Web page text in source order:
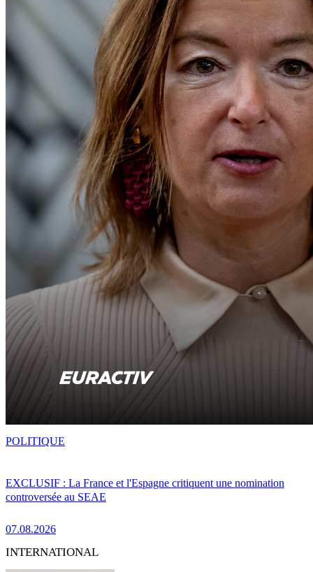
EXCLUSIF : La France et l'Espagne critiquent une nomination
controversée au SEAE
07.08.2026
POLITIQUE
INTERNATIONAL